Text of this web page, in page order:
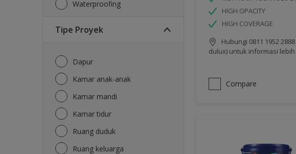
Waterproofing
Tipe Proyek
Dapur
Kamar anak-anak
Kamar mandi
Kamar tidur
Ruang duduk
Ruang keluarga
HIGH OPACITY
HIGH COVERAGE
Hubungi 0811 1952
dulux) untuk informasi
Compare